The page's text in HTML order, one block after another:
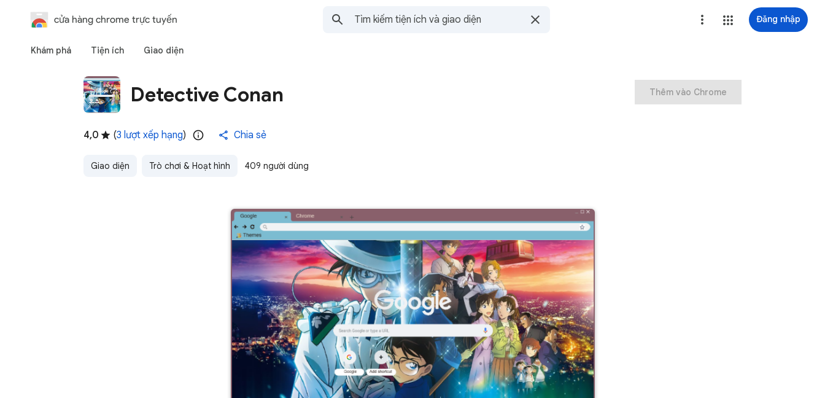
cửa hàng chrome trực tuyến Đăng nhập
Khám phá Tiện ích Giao diện
Detective Conan
4,0 (3 lượt xếp hạng) Chia sẻ
Giao diện Trò chơi & Hoạt hình 409 người dùng
Thêm vào Chrome